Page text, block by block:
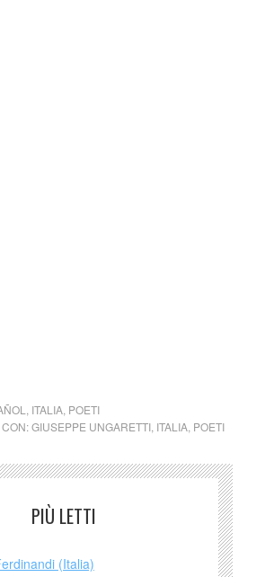
ITALIA, POETI
GIUSEPPE UNGARETTI, ITALIA, POETI
PIÙ LETTI
(Italia)